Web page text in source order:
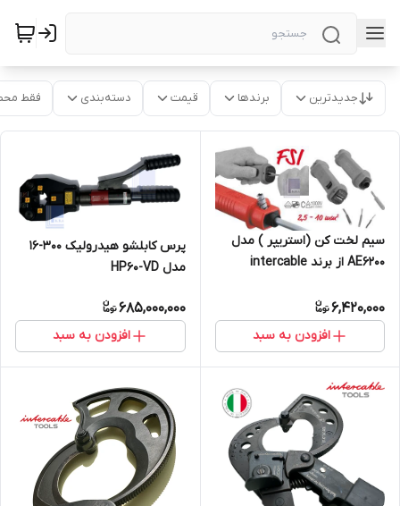
جدیدترین برندها قیمت دسته‌بندی فقط
سیم لخت کن (استریپر ) مدل
AE6200 از برند intercable
6,420,000
افزودن به سبد
پرس کابلشو هیدرولیک 300-16
مدل HP60-VD
685,000,000
افزودن به سبد